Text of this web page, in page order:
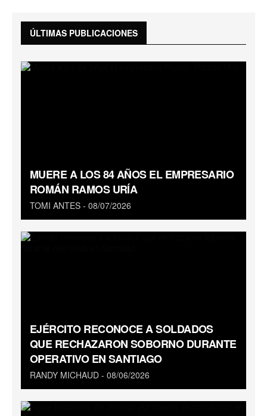
ÚLTIMAS PUBLICACIONES
MUERE A LOS 84 AÑOS EL EMPRESARIO
ROMÁN RAMOS URÍA
TOMI ANTES 08/07/2026
EJÉRCITO RECONOCE A SOLDADOS
QUE RECHAZARON SOBORNO DURANTE
OPERATIVO EN SANTIAGO
RANDY MICHAUD 08/06/2026